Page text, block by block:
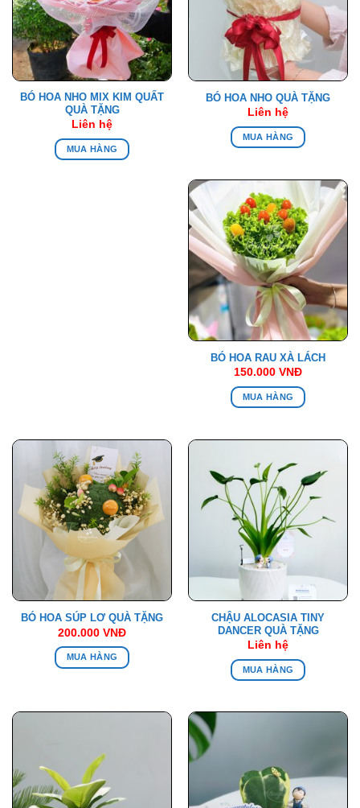
BÓ HOA NHO MIX KIM QUẤT
QUÀ TẶNG
Liên hệ
MUA HÀNG
BÓ HOA NHO QUÀ TẶNG
Liên hệ
MUA HÀNG
BÓ HOA RAU XÀ LÁCH
150.000 VNĐ
MUA HÀNG
BÓ HOA SÚP LƠ QUÀ TẶNG
200.000 VNĐ
MUA HÀNG
CHẬU ALOCASIA TINY
DANCER QUÀ TẶNG
Liên hệ
MUA HÀNG